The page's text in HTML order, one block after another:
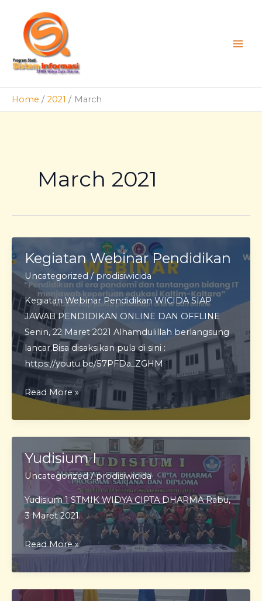
content
Home 2021 March
March 2021
Kegiatan Webinar Pendidikan
Uncategorized/prodisiwicida
Kegiatan Webinar Pendidikan WICIDA SIAP
JAWAB PENDIDIKAN ONLINE DAN OFFLINE
Senin, 22 Maret 2021 Alhamdulillah berlangsung
lancar.Bisa disaksikan pula di sini :
https://youtu.be/57PFDa_ZGHM
Kegiatan
Webinar
Pendidikan
Read More »
Yudisium I
Uncategorized/prodisiwicida
Yudisium 1 STMIK WIDYA CIPTA DHARMA Rabu,
3 Maret 2021.
Yudisium
Read More »